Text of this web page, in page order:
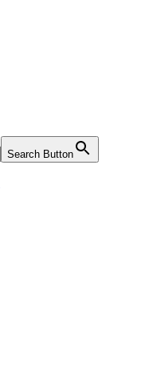
Search Button